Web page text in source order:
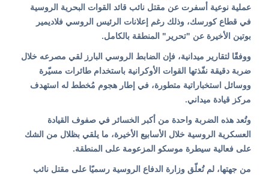
عملية نوعية أسفرت عن مقتل نائب قائد القوات البحرية الروسية
في قطاع كورسك، وذلك رغم إعلانات الرئيس الروسي فلاديمير
بوتين الأخيرة عن "تحرير" المنطقة بالكامل.
ووفقًا لتقارير ميدانية، فإن الضابط الروسي البارز لقي مصرعه خلال
ضربة دقيقة نفّذتها القوات الأوكرانية باستخدام طائرات مسيّرة
ووسائل استخباراتية متطورة، في إطار هجوم مُخطط له استهدف
مركز قيادة ميداني.
وتُعد هذه الضربة واحدة من أكبر الخسائر في صفوف القيادة
العسكرية الروسية خلال الأسابيع الأخيرة، ما يلقي بظلال من الشك
على فعالية سيطرة موسكو المزعومة على المنطقة.
من جهتها، لم تُعلّق وزارة الدفاع الروسية رسميًا على مقتل نائب